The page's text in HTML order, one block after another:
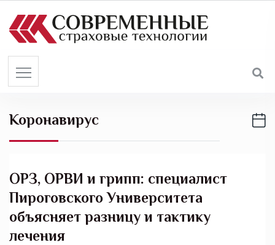
Коронавирус
ОРЗ, ОРВИ и грипп: специалист
Пироговского Университета
объясняет разницу и тактику
лечения